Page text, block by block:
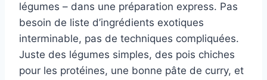
légumes – dans une préparation express. Pas
besoin de liste d’ingrédients exotiques
interminable, pas de techniques compliquées.
Juste des légumes simples, des pois chiches
pour les protéines, une bonne pâte de curry, et